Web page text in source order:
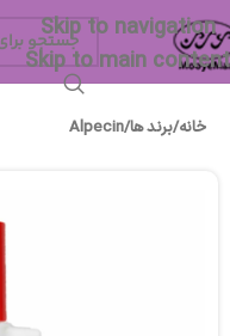
Skip to navigation
Skip to main content
خانه/برند ها/
Alpecin